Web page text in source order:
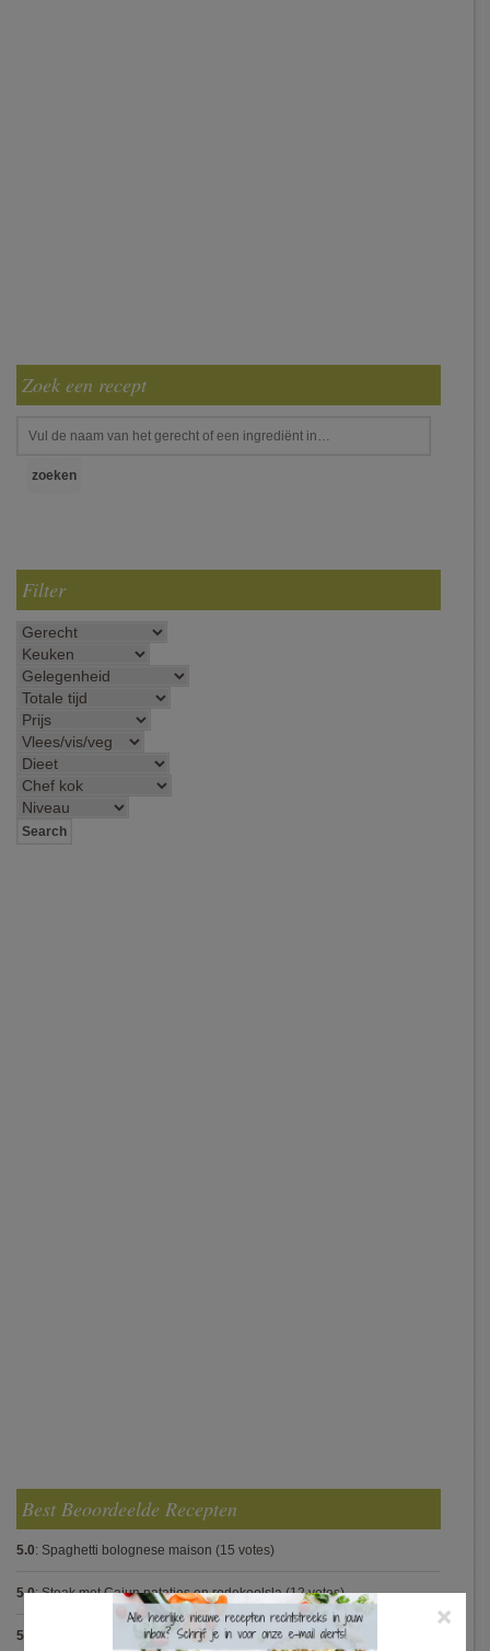
Zoek een recept
Filter
Best Beoordeelde Recepten
5.0: Spaghetti bolognese maison (15 votes)
5.0:Steak met Cajun patatjes en rodekoolsla(12 votes)
5.0 Pasta carbonara met mosselen(5 votes)
×